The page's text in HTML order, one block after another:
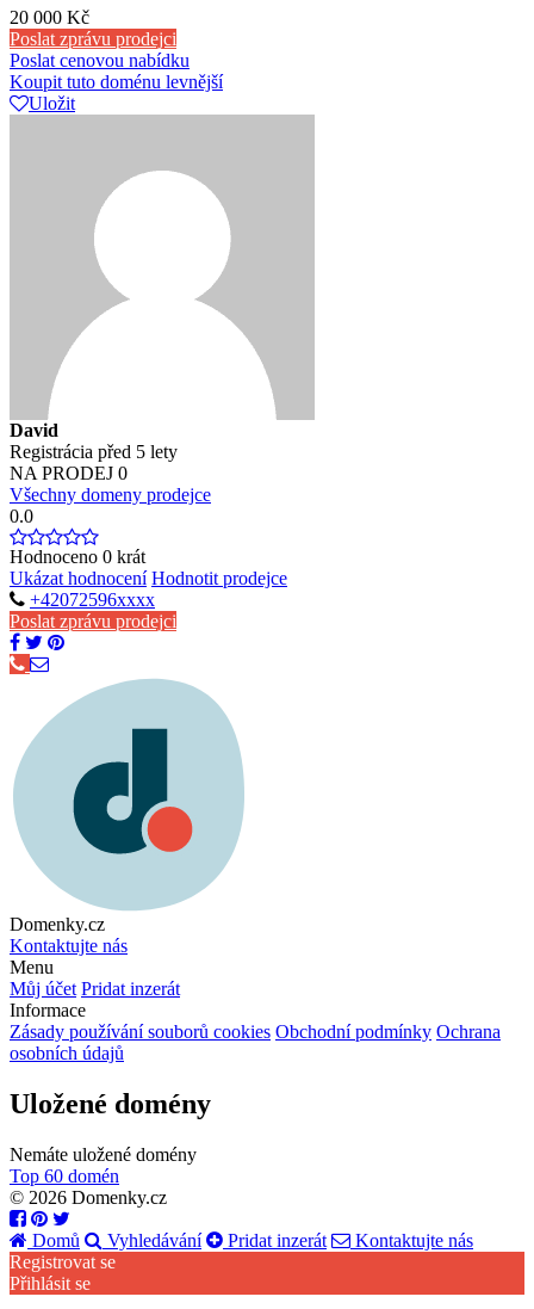
20 000 Kč
Poslat zprávu prodejci
Poslat cenovou nabídku
Koupit tuto doménu levnější
Uložit
David
Registrácia před 5 lety
NA PRODEJ 0
Všechny domeny prodejce
0.0
Hodnoceno 0 krát
Ukázat hodnocení Hodnotit prodejce
+42072596xxxx
Poslat zprávu prodejci
Domenky.cz
Kontaktujte nás
Menu
Můj účet Pridat inzerát
Informace
Zásady používání souborů cookies Obchodní podmínky Ochrana
osobních údajů
Uložené domény
Nemáte uložené domény
Top 60 domén
© 2026 Domenky.cz
Domů Vyhledávání Pridat inzerát
Kontaktujte nás
Registrovat se
Přihlásit se